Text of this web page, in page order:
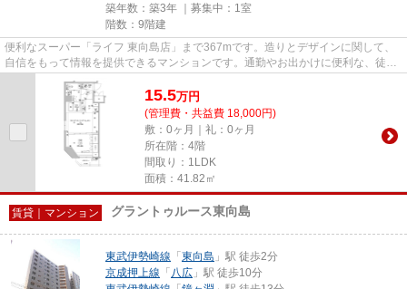
築年数：築3年 ｜募集中： 1室
階数：9階建
便利なスーパー「ライフ 東向島店」まで367mです。造りとデザインに関して、
自信をもって情報を提供できるマンションです。通勤やお出かけに便利な、徒歩
9分に駅のある物件です。築3年...
15.5万円
(管理費・共益費 18,000円)
敷：0ヶ月｜礼：0ヶ月
所在階：4階
間取り：1LDK
面積：41.82㎡
賃貸｜マンション グラントゥルース東向島
東武伊勢崎線 「 東向島 」駅 徒歩2分
京成押上線 「 八広 」駅 徒歩10分